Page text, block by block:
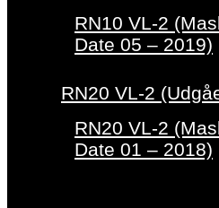
RN10 VL-2
Date 05 – 2019)
RN20 VL-2
RN20 VL-2
Date 01 – 2018)